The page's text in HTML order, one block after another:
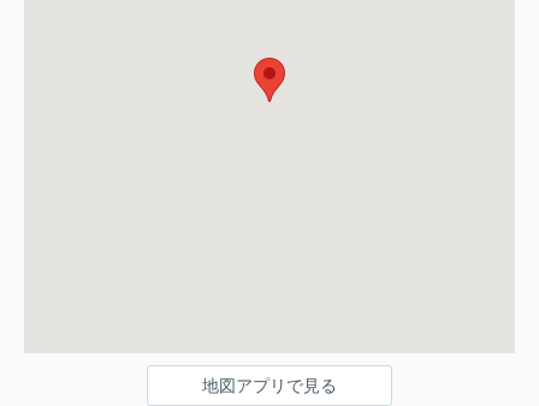
地図アプリで見る